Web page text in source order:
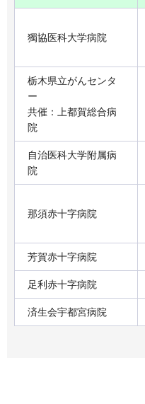
獨協医科大学病院
栃木県立がんセンタ
ー
共催：上都賀総合病
院
自治医科大学附属病
院
那須赤十字病院
芳賀赤十字病院
足利赤十字病院
済生会宇都宮病院